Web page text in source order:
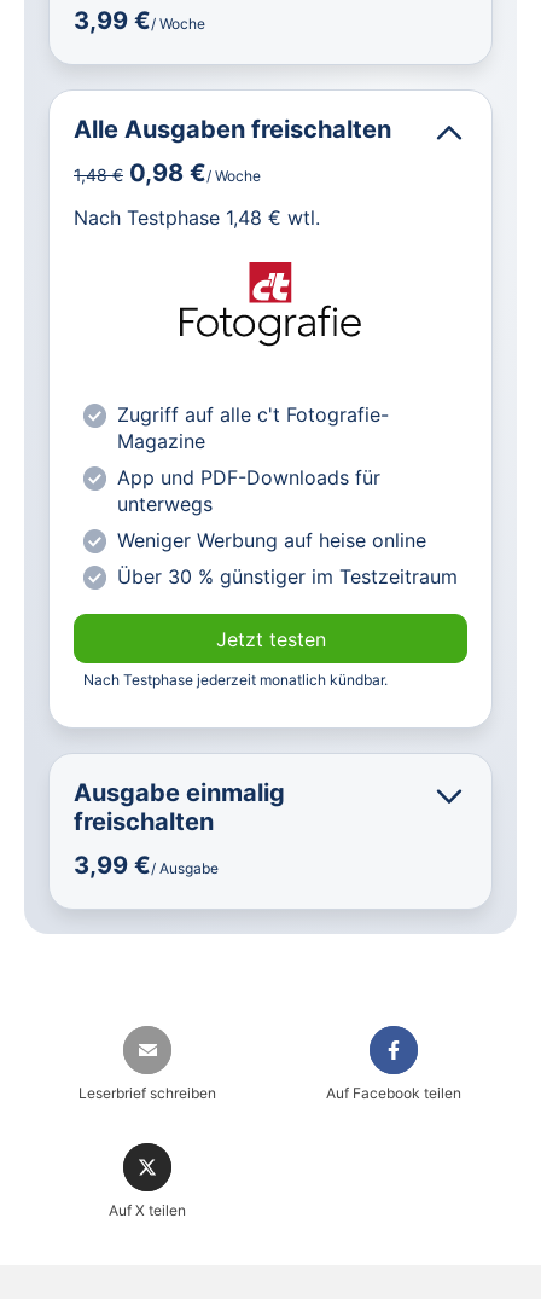
3,99 €/ Woche
Alle heise-Magazine im Browser und
Alle exklusiven heise+ Artikel frei
lesen
Vorteilspreis für Magazin-
Abonnenten
Alle Ausgaben freischalten
1,48 € 0,98 €/ Woche
Nach Testphase 1,48 € wtl.
Zugriff auf alle c't Fotografie-
Magazine
App und PDF-Downloads für
unterwegs
Weniger Werbung auf heise online
Über 30 % günstiger im Testzeitraum
Jetzt testen
Nach Testphase jederzeit monatlich kündbar.
Ausgabe einmalig
freischalten
3,99 €/ Ausgabe
Leserbrief schreiben Auf Facebook teilen
Auf X teilen